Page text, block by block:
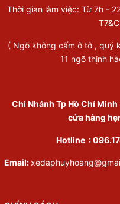
Thời gian làm việc: Từ 7h -
( Ngõ không cấm ô tô , quý
11 ngõ thịnh
Chi Nhánh Tp Hồ Chí Minh
cửa hàng
Hotline :
Email: